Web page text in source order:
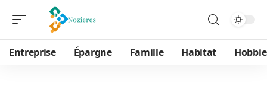
Entreprise Épargne Famille Habitat